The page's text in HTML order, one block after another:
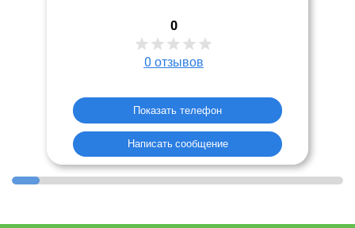
0
0 отзывов
Показать телефон
Написать сообщение